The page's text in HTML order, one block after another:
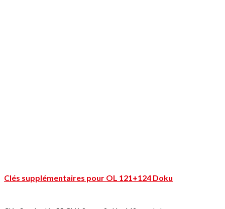
Clés supplémentaires pour OL 121+124 Doku